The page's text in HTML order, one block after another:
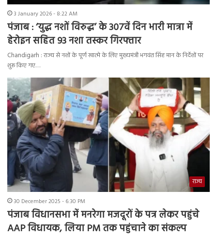
3 January 2026 - 8:22 AM
पंजाब : ‘युद्ध नशों विरुद्ध’ के 307वें दिन भारी मात्रा में
हेरोइन सहित 93 नशा तस्कर गिरफ्तार
Chandigarh : राज्य से नशों के पूर्ण खात्मे के लिए मुख्यमंत्री भगवंत सिंह मान के निर्देशों पर
शुरू किए गए…
राज्य
30 December 2025 - 6:30 PM
पंजाब विधानसभा में मनरेगा मजदूरों के पत्र लेकर पहुंचे
AAP विधायक, लिया PM तक पहुंचाने का संकल्प